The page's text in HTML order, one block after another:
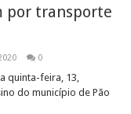
por transporte
0
quinta-feira, 13,
do município de Pão